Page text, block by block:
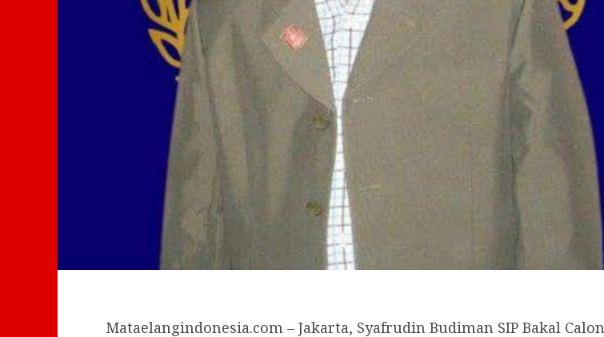
Mataelangindonesia.com – Jakarta, Syafrudin Budiman SIP Bakal Calon